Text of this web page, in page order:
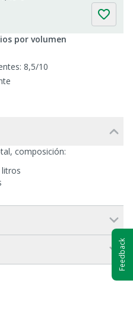
por volumen
8,5/10
composición:
litros
Feedback